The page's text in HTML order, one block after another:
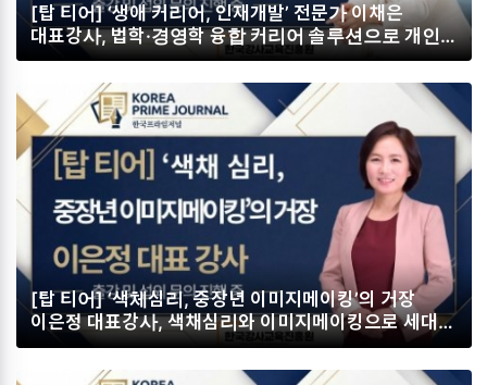
[탑 티어] ‘생애 커리어, 인재개발’ 전문가 이채은
대표강사, 법학·경영학 융합 커리어 솔루션으로 개인과
조직의 지속 가능한 성장을 설계하다
[탑 티어] ‘색체심리, 중장년 이미지메이킹’의 거장
이은정 대표강사, 색채심리와 이미지메이킹으로 세대별
재도약과 삶의 변화를 디자인하다